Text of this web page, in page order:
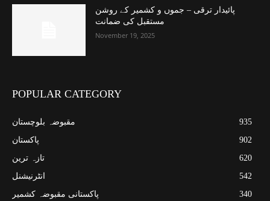
پائیدار ترقی – جموں و کشمیر کے روشن
مستقبل کی ضمانت
November 19, 2025
POPULAR CATEGORY
مقبوضہ بلوچستان
935
پاکستان
902
تازہ ترین
620
انٹرنیشنل
542
پاکستانی مقبوضہ کشمیر
340